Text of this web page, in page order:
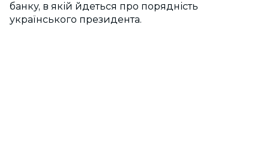
банку, в якій йдеться про порядність
українського президента.